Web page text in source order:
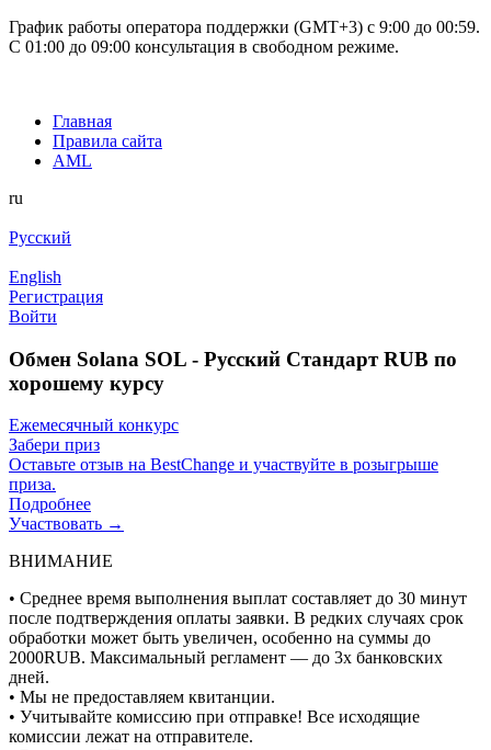
График работы оператора поддержки (GMT+3) c 9:00 до 00:59.
С 01:00 до 09:00 консультация в свободном режиме.
Главная
Правила сайта
AML
ru
Русский
English
Регистрация
Войти
Обмен Solana SOL - Русский Стандарт RUB по
хорошему курсу
Ежемесячный конкурс
Забери приз
Оставьте отзыв на BestChange и участвуйте в розыгрыше
приза.
Подробнее
Участвовать →
ВНИМАНИЕ
• Среднее время выполнения выплат составляет до 30 минут
после подтверждения оплаты заявки. В редких случаях срок
обработки может быть увеличен, особенно на суммы до
2000RUB. Максимальный регламент — до 3х банковских
дней.
• Мы не предоставляем квитанции.
• Учитывайте комиссию при отправке! Все исходящие
комиссии лежат на отправителе.